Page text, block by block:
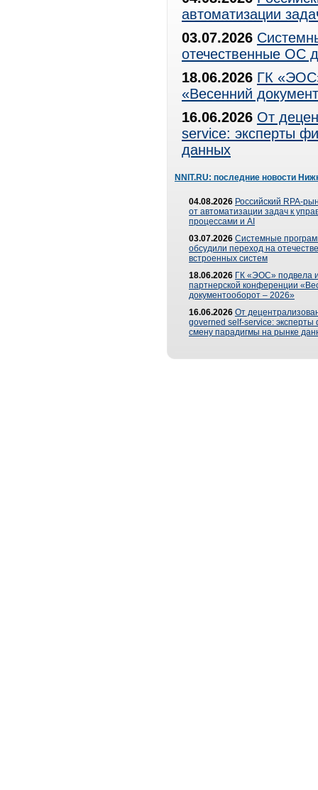
автоматизации
03.07.2026
отечественные ОС
18.06.2026 ГК
«Весенний
16.06.2026 От
service: эксперты
данных
NNIT.RU: последние новости
04.08.2026 Российский RPA-
от автоматизации задач к
процессами и AI
03.07.2026 Системные
обсудили переход на
встроенных систем
18.06.2026 ГК «ЭОС» подвела
партнерской конференции
документооборот – 2026»
16.06.2026 От
governed self-service: эксперты
смену парадигмы на рынке